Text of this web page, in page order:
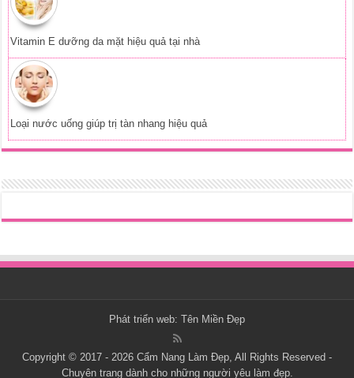
Vitamin E dưỡng da mặt hiệu quả tại nhà
Loại nước uống giúp trị tàn nhang hiệu quả
Phát triển web: Tên Miền Đẹp
Copyright © 2017 - 2026 Cẩm Nang Làm Đẹp , All Rights Reserved -
Chuyên trang dành cho những người yêu làm đẹp.